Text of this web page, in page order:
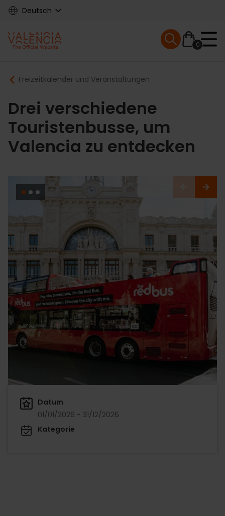
Skip
content
Deutsch
Main
navigation
0
Mobile menu
Breadcrumb
Freizeitkalender und Veranstaltungen
Drei verschiedene
Touristenbusse, um
Valencia zu entdecken
Datum
01/01/2026 - 31/12/2026
Kategorie